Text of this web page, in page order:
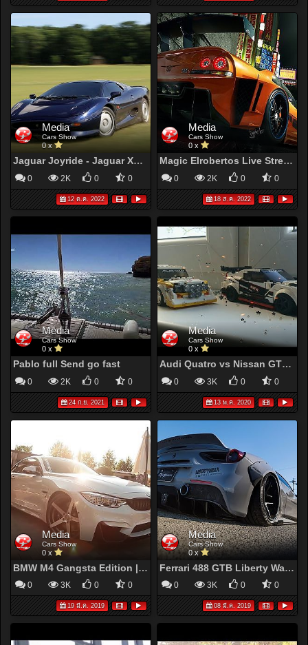
Media
Cars Show
0 x
Jaguar Joyride - Jaguar XJ220
0 2K 0 0
12 ต.ค. 2022
Media
Cars Show
0 x
Magic Elrobertos Live Stream
0 2K 0 0
18 ส.ค. 2022
Media
Cars Show
0 x
Pablo full Send go fast
0 2K 0 0
24 ก.ย. 2021
Media
Cars Show
0 x
Audi Quatro vs Nissan GTR SuperCar Battle !Forza Horizon 4 Edition*
0 3K 0 0
13 พ.ค. 2020
Media
Cars Show
0 x
BMW M4 Gangsta Edition | CINEMATIC 2019
0 3K 0 0
19 มี.ค. 2019
Media
Cars Show
0 x
Ferrari 488 GTB Liberty Walk Performance | CINEMATIC
0 3K 0 0
08 มี.ค. 2019